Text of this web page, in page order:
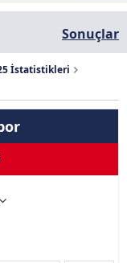
Sonuçlar
İstatistikleri